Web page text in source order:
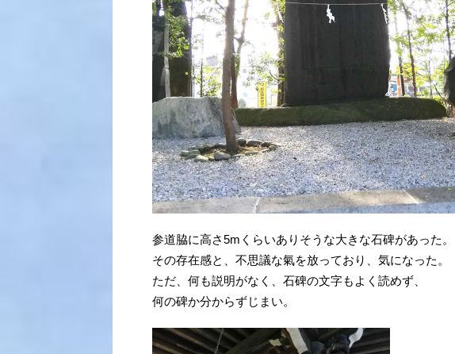
参道脇に高さ5mくらいありそうな大きな石碑があった。
その存在感と、不思議な氣を放っており、気になった。
ただ、何も説明がなく、石碑の文字もよく読めず、
何の碑か分からずじまい。